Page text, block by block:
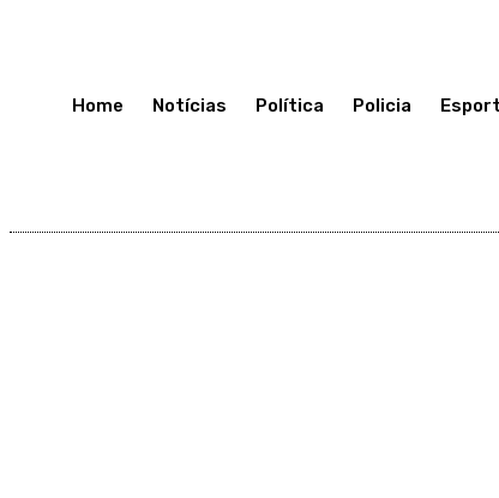
Home Notícias Política Policia